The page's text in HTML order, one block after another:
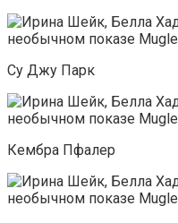
Су Джу Парк
Кембра Пфалер